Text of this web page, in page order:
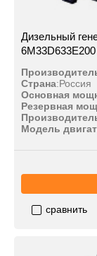
Дизельный
6M33D633E200
Страна:Россия
Основная
Резервная
Модель
сравнить